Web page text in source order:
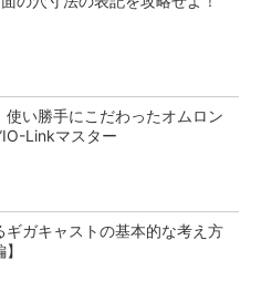
い勝手にこだわったオムロン
Linkマスター
ギガキャストの基本的な考え方